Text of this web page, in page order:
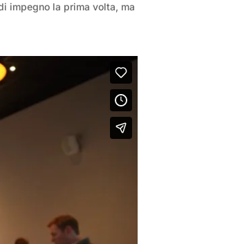
impegno la prima volta, ma